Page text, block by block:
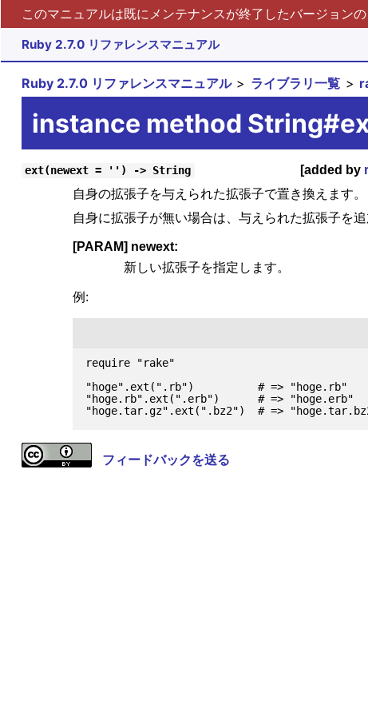
このマニュアルは既にメンテナンスが終了したバージョン
Ruby 2.7.0 リファレンスマニュアル
Ruby 2.7.0 リファレンスマニュアル ライブラリ一覧
instance method
ext(newext = '') -> String [added by
自身の拡張子を与えられた拡張子で置き換えます。
自身に拡張子が無い場合は、与えられた拡張子を
[PARAM] newext:
新しい拡張子を指定します。
例:
require "rake"
"hoge".ext(".rb")          # => "hoge.rb"
"hoge.rb".ext(".erb")      # => "hoge.erb"
フィードバックを送る